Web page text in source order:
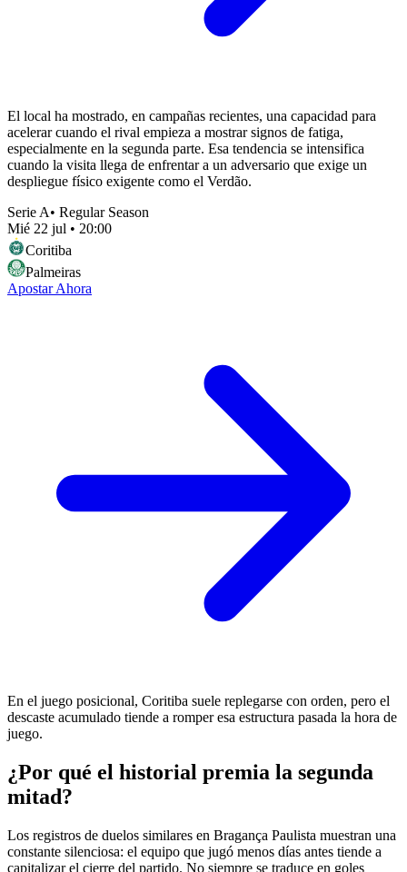
El local ha mostrado, en campañas recientes, una capacidad para
acelerar cuando el rival empieza a mostrar signos de fatiga,
especialmente en la segunda parte. Esa tendencia se intensifica
cuando la visita llega de enfrentar a un adversario que exige un
despliegue físico exigente como el Verdão.
Serie A• Regular Season
Mié 22 jul • 20:00
Coritiba
Palmeiras
Apostar Ahora
En el juego posicional, Coritiba suele replegarse con orden, pero el
descaste acumulado tiende a romper esa estructura pasada la hora de
juego.
¿Por qué el historial premia la segunda
mitad?
Los registros de duelos similares en Bragança Paulista muestran una
constante silenciosa: el equipo que jugó menos días antes tiende a
capitalizar el cierre del partido. No siempre se traduce en goles